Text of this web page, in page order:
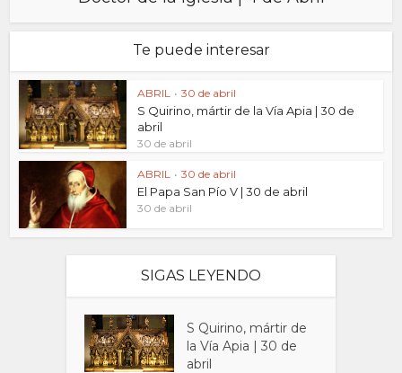
Te puede interesar
ABRIL • 30 de abril
S Quirino, mártir de la Vía Apia | 30 de
abril
30 de abril
ABRIL • 30 de abril
El Papa San Pío V | 30 de abril
30 de abril
SIGAS LEYENDO
S Quirino, mártir de
la Vía Apia | 30 de
abril